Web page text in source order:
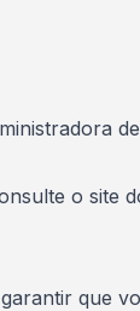
o site
que